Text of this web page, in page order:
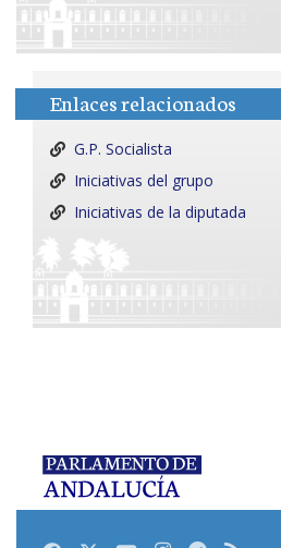
Enlaces relacionados
G.P. Socialista
Iniciativas del grupo
Iniciativas de la diputada